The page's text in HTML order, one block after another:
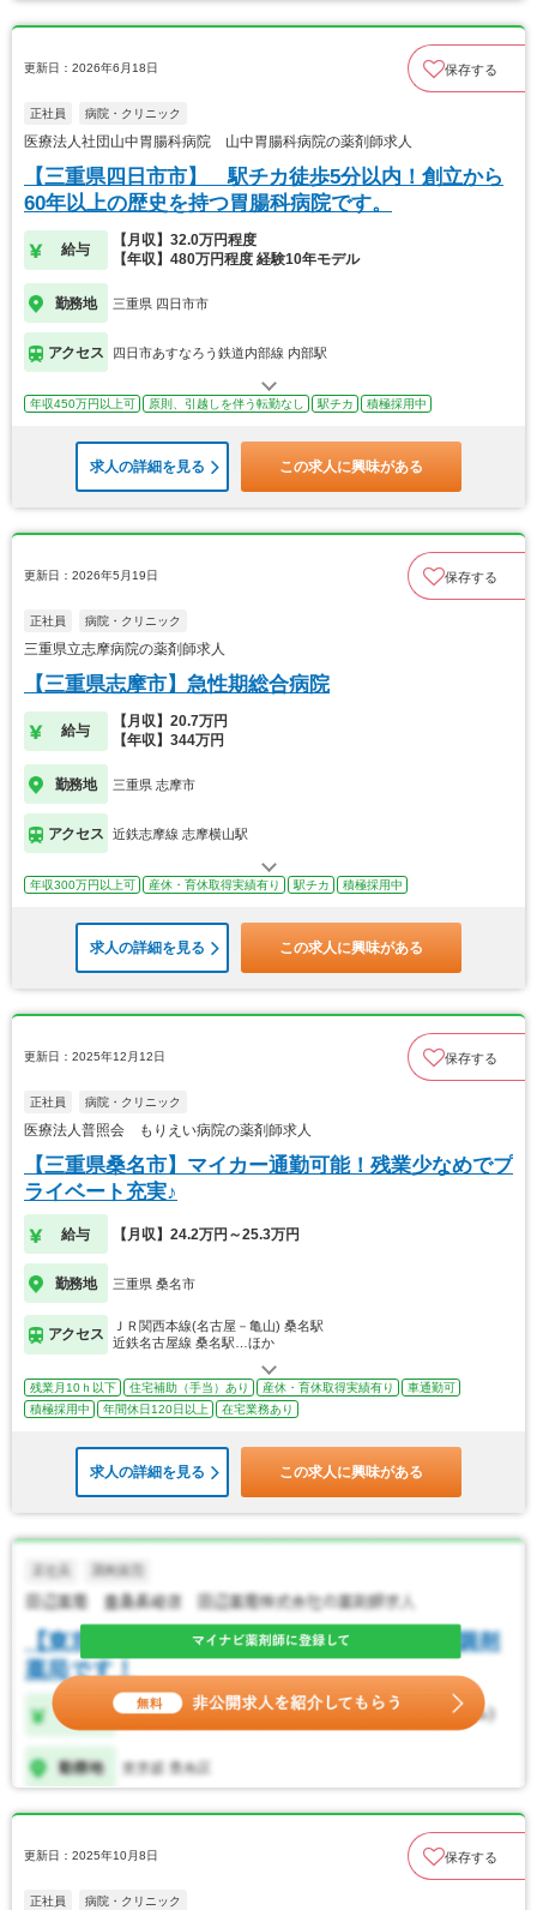
更新日：2026年6月18日 保存する
正社員 病院・クリニック
医療法人社団山中胃腸科病院 山中胃腸科病院の薬剤師求人
【三重県四日市市】 駅チカ徒歩5分以内！創立から
60年以上の歴史を持つ胃腸科病院です。
給与
【月収】32.0万円程度
【年収】480万円程度 経験10年モデル
勤務地 三重県 四日市市
アクセス 四日市あすなろう鉄道内部線 内部駅
年収450万円以上可 原則、引越しを伴う転勤なし 駅チカ 積極採用中
求人の詳細を見る この求人に興味がある
更新日：2026年5月19日 保存する
正社員 病院・クリニック
三重県立志摩病院の薬剤師求人
【三重県志摩市】急性期総合病院
給与
【月収】20.7万円
【年収】344万円
勤務地 三重県 志摩市
アクセス 近鉄志摩線 志摩横山駅
年収300万円以上可 産休・育休取得実績有り 駅チカ 積極採用中
求人の詳細を見る この求人に興味がある
更新日：2025年12月12日 保存する
正社員 病院・クリニック
医療法人普照会 もりえい病院の薬剤師求人
【三重県桑名市】マイカー通勤可能！残業少なめでプ
ライベート充実♪
給与 【月収】24.2万円～25.3万円
勤務地 三重県 桑名市
アクセス
ＪＲ関西本線(名古屋－亀山) 桑名駅
近鉄名古屋線 桑名駅…ほか
残業月10ｈ以下 住宅補助（手当）あり 産休・育休取得実績有り
車通勤可
積極採用中
年間休日120日以上 在宅業務あり
求人の詳細を見る この求人に興味がある
更新日：2025年10月8日 保存する
正社員 病院・クリニック